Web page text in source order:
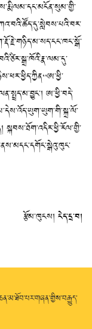
ཨ་ཕྱི་བདེ་
སྐབས་ཐོག་འདིར་ཕྱི་རོལ་གྱི་
རྩོམ་ཁུངས། ངེད་དྲ་བ།